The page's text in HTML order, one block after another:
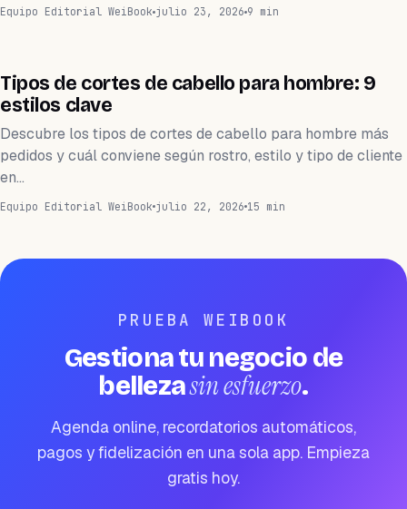
Equipo Editorial WeiBook julio 23, 2026 9 min
BELLEZA
Tipos de cortes de cabello para hombre: 9
estilos clave
Descubre los tipos de cortes de cabello para hombre más
pedidos y cuál conviene según rostro, estilo y tipo de cliente
en…
Equipo Editorial WeiBook julio 22, 2026 15 min
PRUEBA WEIBOOK
Gestiona tu negocio de
bellezasin esfuerzo.
Agenda online, recordatorios automáticos,
pagos y fidelización en una sola app. Empieza
gratis hoy.